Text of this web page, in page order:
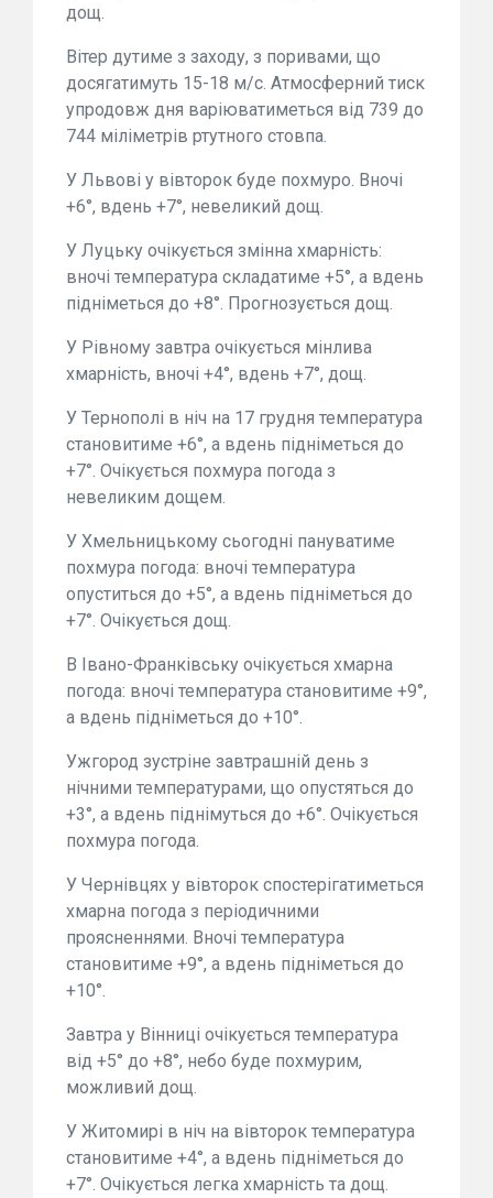
дощ.
Вітер дутиме з заходу, з поривами, що
досягатимуть 15-18 м/с. Атмосферний тиск
упродовж дня варіюватиметься від 739 до
744 міліметрів ртутного стовпа.
У Львові у вівторок буде похмуро. Вночі
+6°, вдень +7°, невеликий дощ.
У Луцьку очікується змінна хмарність:
вночі температура складатиме +5°, а вдень
підніметься до +8°. Прогнозується дощ.
У Рівному завтра очікується мінлива
хмарність, вночі +4°, вдень +7°, дощ.
У Тернополі в ніч на 17 грудня температура
становитиме +6°, а вдень підніметься до
+7°. Очікується похмура погода з
невеликим дощем.
У Хмельницькому сьогодні пануватиме
похмура погода: вночі температура
опуститься до +5°, а вдень підніметься до
+7°. Очікується дощ.
В Івано-Франківську очікується хмарна
погода: вночі температура становитиме +9°,
а вдень підніметься до +10°.
Ужгород зустріне завтрашній день з
нічними температурами, що опустяться до
+3°, а вдень піднімуться до +6°. Очікується
похмура погода.
У Чернівцях у вівторок спостерігатиметься
хмарна погода з періодичними
проясненнями. Вночі температура
становитиме +9°, а вдень підніметься до
+10°.
Завтра у Вінниці очікується температура
від +5° до +8°, небо буде похмурим,
можливий дощ.
У Житомирі в ніч на вівторок температура
становитиме +4°, а вдень підніметься до
+7°. Очікується легка хмарність та дощ.